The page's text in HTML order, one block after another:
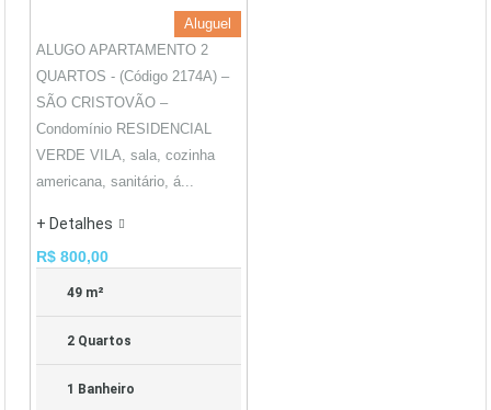
Aluguel
ALUGO APARTAMENTO 2
QUARTOS - (Código 2174A) –
SÃO CRISTOVÃO –
Condomínio RESIDENCIAL
VERDE VILA, sala, cozinha
americana, sanitário, á...
+ Detalhes
R$ 800,00
49 m²
2 Quartos
1 Banheiro